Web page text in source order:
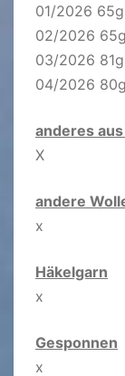
01/2026 65g
02/2026 65g
03/2026 81g
04/2026 80g
anderes
X
andere
x
Häkelgarn
x
Gesponnen
x